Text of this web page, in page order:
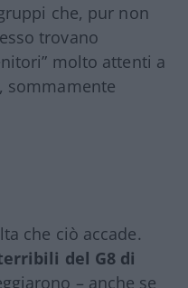
che, pur non
trovano
molto attenti a
sommamente
che ciò accade.
del G8 di
– anche se